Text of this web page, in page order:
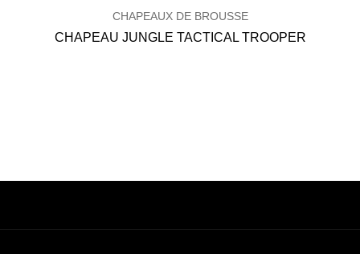
CHAPEAUX DE BROUSSE
CHAPEAU JUNGLE TACTICAL TROOPER